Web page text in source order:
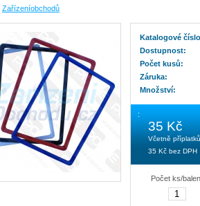
Zařízeníobchodů
Katalogové
Dostupnost:
Počet kusů:
Záruka:
Množství:
:
35 Kč
Včetně
35 Kč bez DPH
Počet ks/